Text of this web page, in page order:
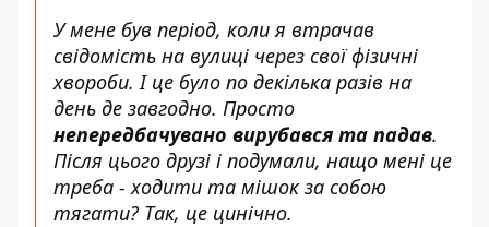
У мене був період, коли я втрачав
свідомість на вулиці через свої фізичні
хвороби. І це було по декілька разів на
день де завгодно. Просто
непередбачувано вирубався та падав.
Після цього друзі і подумали, нащо мені це
треба - ходити та мішок за собою
тягати? Так, це цинічно.